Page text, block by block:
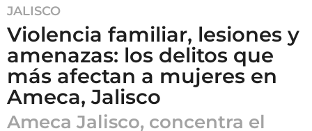
5
m
e
s
e
s
a
g
JALISCO
Violencia familiar, lesiones y
amenazas: los delitos que
más afectan a mujeres en
Ameca, Jalisco
Ameca Jalisco, concentra el